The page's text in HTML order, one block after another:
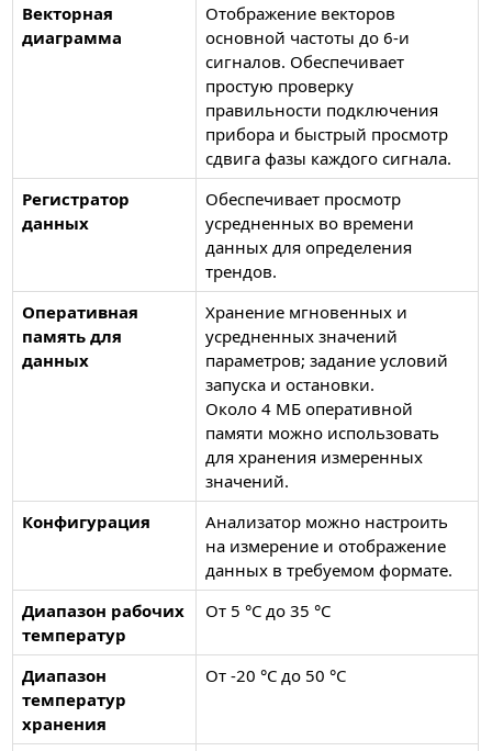
Векторная
диаграмма
Отображение векторов
основной частоты до 6-и
сигналов. Обеспечивает
простую проверку
правильности подключения
прибора и быстрый просмотр
сдвига фазы каждого сигнала.
Регистратор
данных
Обеспечивает просмотр
усредненных во времени
данных для определения
трендов.
Оперативная
память для
данных
Хранение мгновенных и
усредненных значений
параметров; задание условий
запуска и остановки.
Около 4 МБ оперативной
памяти можно использовать
для хранения измеренных
значений.
Конфигурация
Анализатор можно настроить
на измерение и отображение
данных в требуемом формате.
Диапазон рабочих
температур
От 5 °C до 35 °C
Диапазон
температур
хранения
От -20 °C до 50 °C